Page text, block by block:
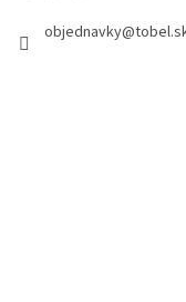
objednavky@